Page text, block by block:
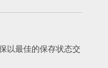
以最佳的保存状态交